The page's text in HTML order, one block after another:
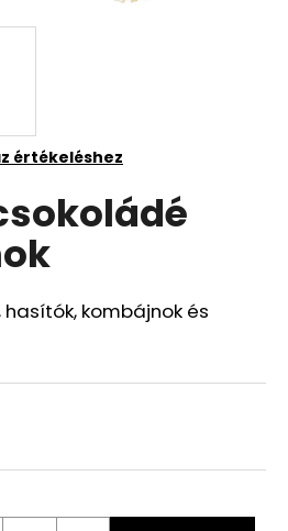
értékeléshez
kombájnok és